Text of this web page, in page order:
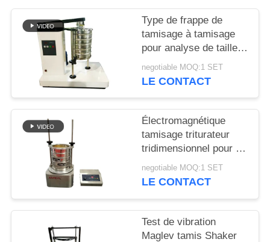
DU
SITE
PRIVACY
POLICY
Type de frappe de
tamisage à tamisage
pour analyse de taille
de particules en
laboratoire
negotiable MOQ:1 SET
LE CONTACT
Électromagnétique
tamisage triturateur
tridimensionnel pour l'
inspection de
granularité de
negotiable MOQ:1 SET
LE CONTACT
Test de vibration
Maglev tamis Shaker